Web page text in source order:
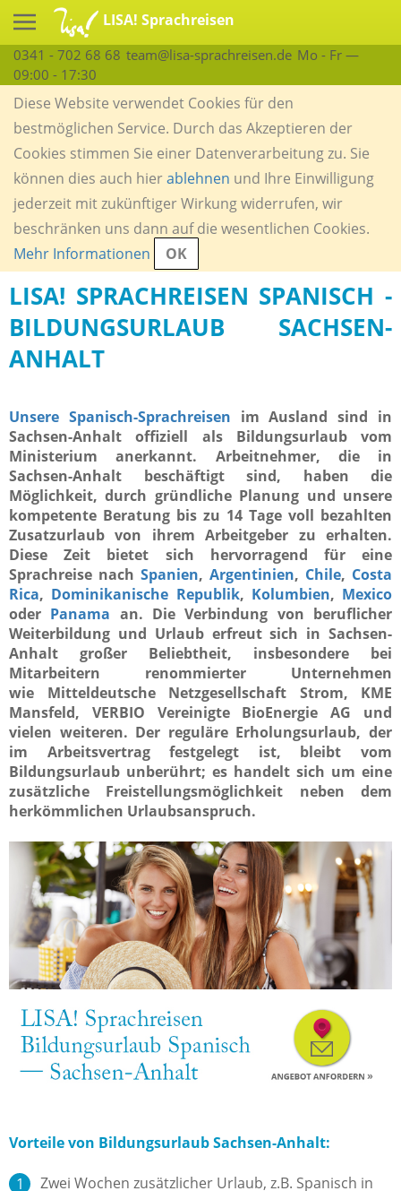
LISA! Sprachreisen
0341 - 702 68 68 team@lisa-sprachreisen.de Mo - Fr —
09:00 - 17:30
Diese Website verwendet Cookies für den
bestmöglichen Service. Durch das Akzeptieren der
Cookies stimmen Sie einer Datenverarbeitung zu. Sie
können dies auch hierablehnen und Ihre Einwilligung
jederzeit mit zukünftiger Wirkung widerrufen, wir
beschränken uns dann auf die wesentlichen Cookies.
Mehr Informationen
OK
LISA! SPRACHREISEN SPANISCH -
BILDUNGSURLAUB SACHSEN-
ANHALT
Unsere Spanisch-Sprachreisen im Ausland sind in
Sachsen-Anhalt offiziell als Bildungsurlaub vom
Ministerium anerkannt. Arbeitnehmer, die in
Sachsen-Anhalt beschäftigt sind, haben die
Möglichkeit, durch gründliche Planung und unsere
kompetente Beratung bis zu 14 Tage voll bezahlten
Zusatzurlaub von ihrem Arbeitgeber zu erhalten.
Diese Zeit bietet sich hervorragend für eine
Sprachreise nach Spanien, Argentinien, Chile, Costa
Rica, Dominikanische Republik, Kolumbien, Mexico
oder Panama an. Die Verbindung von beruflicher
Weiterbildung und Urlaub erfreut sich in Sachsen-
Anhalt großer Beliebtheit, insbesondere bei
Mitarbeitern renommierter Unternehmen
wie Mitteldeutsche Netzgesellschaft Strom, KME
Mansfeld, VERBIO Vereinigte BioEnergie AG und
vielen weiteren. Der reguläre Erholungsurlaub, der
im Arbeitsvertrag festgelegt ist, bleibt vom
Bildungsurlaub unberührt; es handelt sich um eine
zusätzliche Freistellungsmöglichkeit neben dem
herkömmlichen Urlaubsanspruch.
Vorteile von Bildungsurlaub Sachsen-Anhalt:
Zwei Wochen zusätzlicher Urlaub, z.B. Spanisch in